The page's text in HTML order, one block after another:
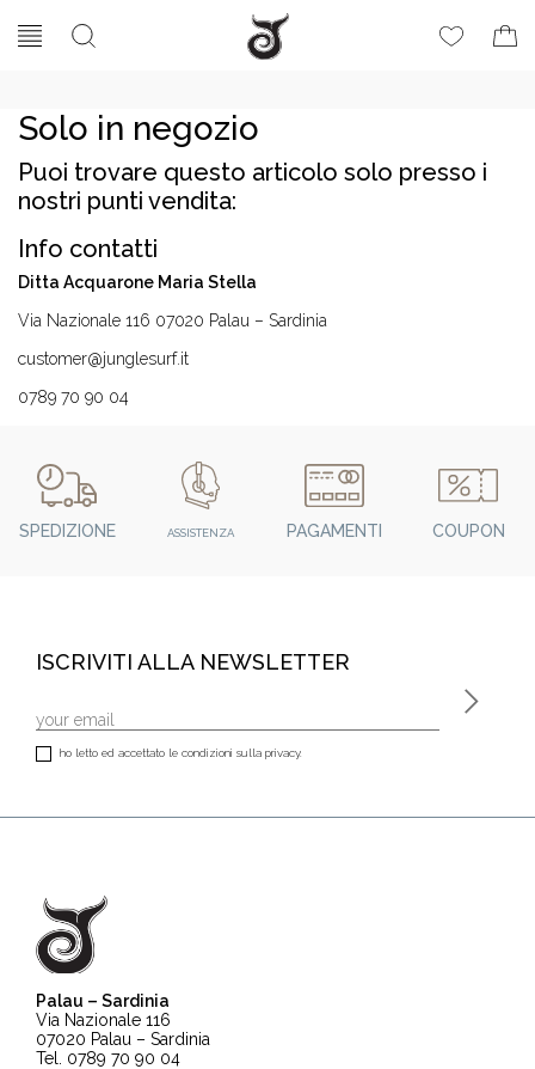
Solo in negozio
Puoi trovare questo articolo solo presso i
nostri punti vendita:
Info contatti
Ditta Acquarone Maria Stella
Via Nazionale 116 07020 Palau – Sardinia
customer@junglesurf.it
0789 70 90 04
SPEDIZIONE ASSISTENZA PAGAMENTI COUPON
ISCRIVITI ALLA NEWSLETTER
ho letto ed accettato le condizioni sulla privacy.
Palau – Sardinia
Via Nazionale 116
07020 Palau – Sardinia
Tel. 0789 70 90 04